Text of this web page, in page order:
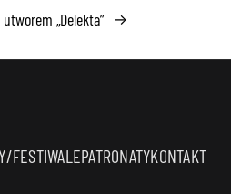
„Delekta” →
FESTIWALEPATRONATYKONTAKT